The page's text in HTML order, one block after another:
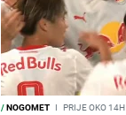
/NOGOMET I PRIJE OKO 14H